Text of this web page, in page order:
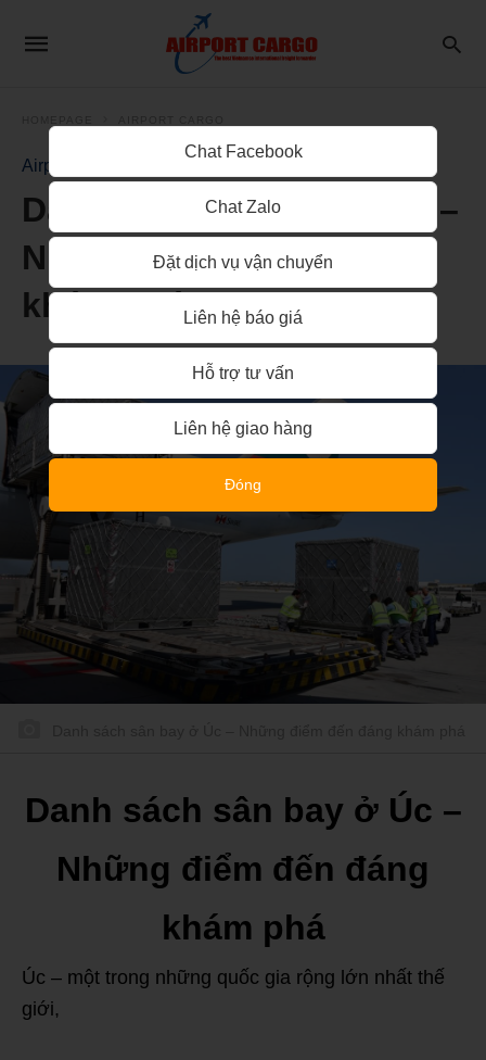
Airport Cargo
Danh sách sân bay ở Úc –
Những điểm đến đáng
khám phá 2024
Danh sách sân bay ở Úc –
Những điểm đến đáng
khám phá
Úc – một trong những quốc gia rộng lớn nhất thế
giới,
Chat Facebook
Chat Zalo
Đặt dịch vụ vận chuyển
Liên hệ báo giá
Hỗ trợ tư vấn
Liên hệ giao hàng
Đóng